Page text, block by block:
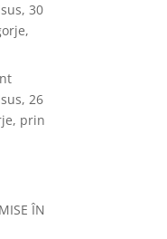
30
26
prin
ÎN